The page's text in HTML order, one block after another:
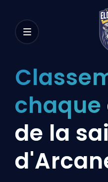
chaque
de la